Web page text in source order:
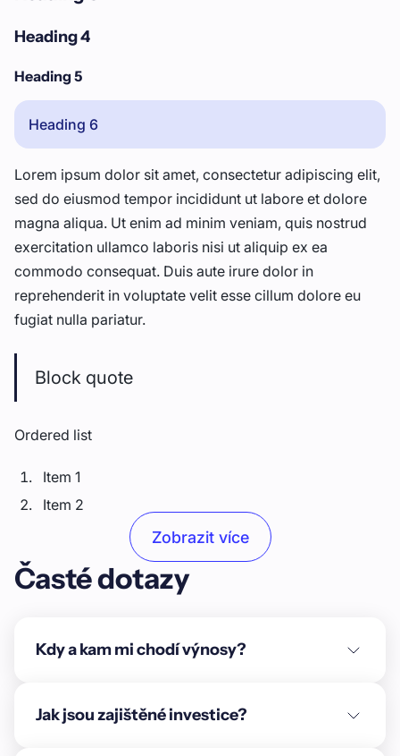
Heading 4
Heading 5
Heading 6
Lorem ipsum dolor sit amet, consectetur adipiscing elit,
sed do eiusmod tempor incididunt ut labore et dolore
magna aliqua. Ut enim ad minim veniam, quis nostrud
exercitation ullamco laboris nisi ut aliquip ex ea
commodo consequat. Duis aute irure dolor in
reprehenderit in voluptate velit esse cillum dolore eu
fugiat nulla pariatur.
Block quote
Ordered list
Item 1
Item 2
Unordered list
Item B
Text link
Zobrazit více
Časté dotazy
Kdy a kam mi chodí výnosy?
Jak jsou zajištěné investice?